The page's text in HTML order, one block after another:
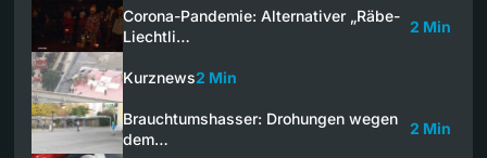
Corona-Pandemie: Alternativer „Räbe-
Liechtli…
2 Min
Kurznews2 Min
Brauchtumshasser: Drohungen wegen
dem…
2 Min